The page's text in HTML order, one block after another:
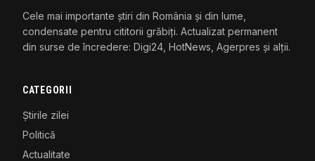
Cele mai importante știri din România și din lume,
condensate pentru cititorii grăbiți. Actualizat permanent
din surse de încredere: Digi24, HotNews, Agerpres și alții.
CATEGORII
Știrile zilei
Politică
Actualitate